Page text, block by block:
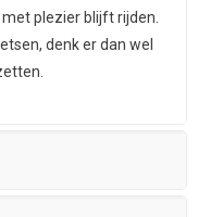
plezier blijft rijden.
denk er dan wel